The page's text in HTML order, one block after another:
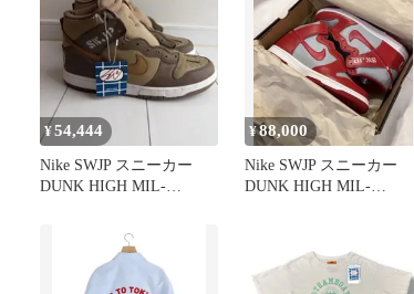
¥54,444
Nike SWJP スニーカー
DUNK HIGH MIL-
¥88,000
Nike SWJP スニーカー
DUNK HIGH MIL-